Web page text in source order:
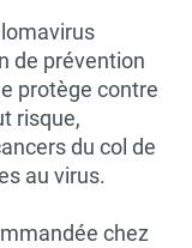
de prévention
protège contre
risque,
du col de
au virus.
chez